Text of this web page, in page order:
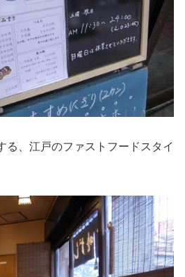
る、江戸のファストフードスタイ